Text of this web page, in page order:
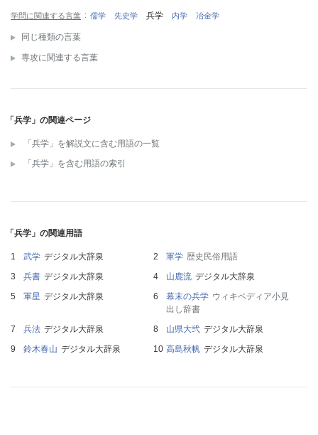
学問に関連する言葉 儒学 先史学 兵学 内学 冶金学
同じ種類の言葉
専攻に関連する言葉
「兵学」の関連ページ
「兵学」を解説文に含む用語の一覧
「兵学」を含む用語の索引
「兵学」の関連用語
武学 デジタル大辞泉 軍学 歴史民俗用語
兵書 デジタル大辞泉 山鹿流 デジタル大辞泉
軍星 デジタル大辞泉 幕末の兵学 ウィキペディア小見
出し辞書
兵法 デジタル大辞泉 山県大弐 デジタル大辞泉
鈴木春山 デジタル大辞泉 高島秋帆 デジタル大辞泉